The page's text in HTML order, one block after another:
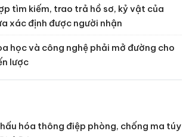
tìm kiếm, trao trả hồ sơ, kỷ vật của
xác định được người nhận
học và công nghệ phải mở đường cho
lược
hóa thông điệp phòng, chống ma túy